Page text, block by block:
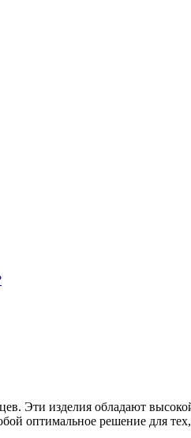
Эти изделия обладают
оптимальное решение для